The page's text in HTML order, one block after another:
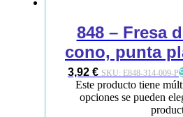
848 – Fresa
cono, punta
3,92 € SKU: E848-314-009-P
Este producto tiene
opciones se pueden